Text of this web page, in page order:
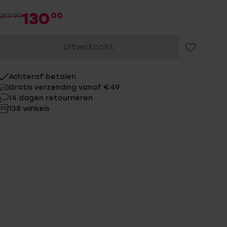
130 00
Uitverkocht
Achteraf betalen
Gratis verzending vanaf €49
14 dagen retourneren
138 winkels